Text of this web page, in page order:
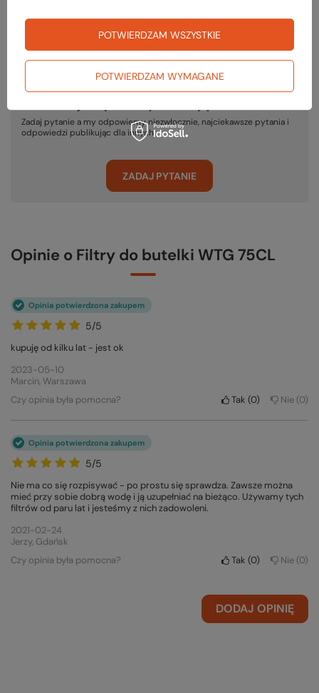
PODMIOT ODPOWIEDZIALNY ZA TEN PRODUKT NA TERENIE UE
B.A.M.M. – B.Micewski, A.Marcinkowska-Micewska S.C.
Zadaj pytanie a my odpowiemy niezwłocznie, najciekawsze pytania i
odpowiedzi publikując dla innych.
ZADAJ PYTANIE
Opinie o Filtry do butelki WTG 75CL
5/5
Opinia potwierdzona zakupem
kupuję od kilku lat - jest ok
2023-05-10
Marcin, Warszawa
Czy opinia była pomocna?
Tak 0 Nie 0
5/5
Opinia potwierdzona zakupem
Nie ma co się rozpisywać - po prostu się sprawdza. Zawsze można
mieć przy sobie dobrą wodę i ją uzupełniać na bieżąco. Używamy tych
filtrów od paru lat i jesteśmy z nich zadowoleni.
2021-02-24
Jerzy, Gdańsk
Czy opinia była pomocna?
Tak 0 Nie 0
DODAJ OPINIĘ
POTWIERDZAM WYMAGANE
POTWIERDZAM WSZYSTKIE